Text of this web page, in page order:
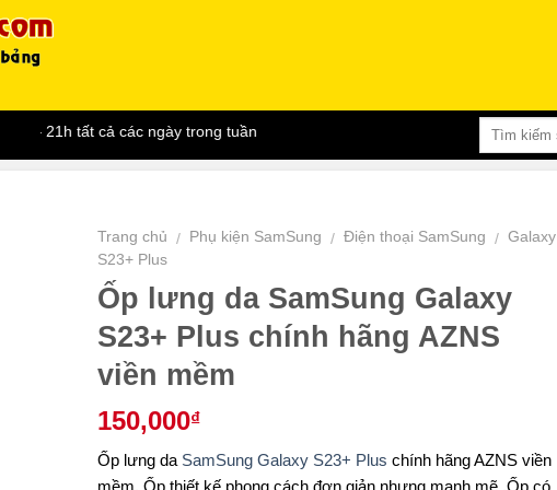
21h tất cả các ngày trong tuần
Trang chủ / Phụ kiện SamSung / Điện thoại SamSung / Galaxy
S23+ Plus
Ốp lưng da SamSung Galaxy
S23+ Plus chính hãng AZNS
viền mềm
150,000₫
Ốp lưng da SamSung Galaxy S23+ Plus chính hãng AZNS viền